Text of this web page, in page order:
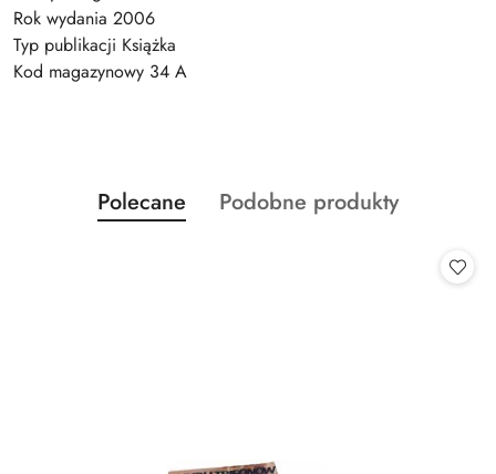
Rok wydania 2006
Typ publikacji Książka
Kod magazynowy 34 A
Pomiń karuzelę produktów
Produkty
o
Polecane
Produkty
Podobne produkty